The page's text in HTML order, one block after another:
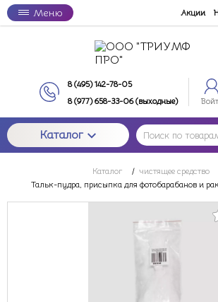
Меню Акции
8 (495) 142-78-05
8 (977) 658-33-06 (выходные)
Каталог
Каталог / чистящее средство
Тальк-пудра, присыпка для фотобарабанов и